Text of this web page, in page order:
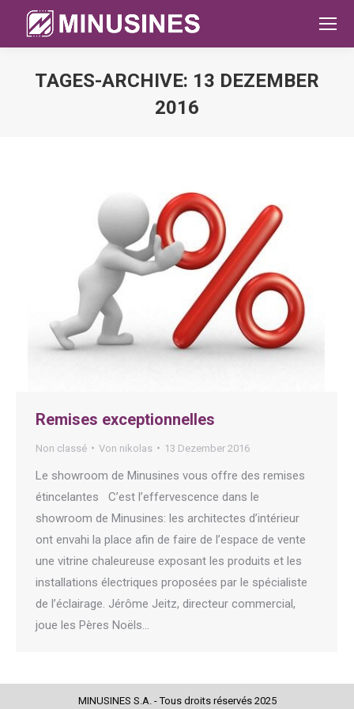
TAGES-ARCHIVE: 13 DEZEMBER
2016
Remises exceptionnelles
Non classé Von nikolas 13 Dezember 2016
Le showroom de Minusines vous offre des remises
étincelantes C’est l’effervescence dans le
showroom de Minusines: les architectes d’intérieur
ont envahi la place afin de faire de l’espace de vente
une vitrine chaleureuse exposant les produits et les
installations électriques proposées par le spécialiste
de l’éclairage. Jérôme Jeitz, directeur commercial,
joue les Pères Noëls…
MINUSINES S.A. - Tous droits réservés 2025